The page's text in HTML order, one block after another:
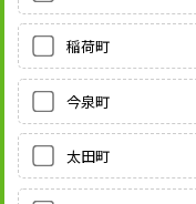
稲荷町
今泉町
太田町